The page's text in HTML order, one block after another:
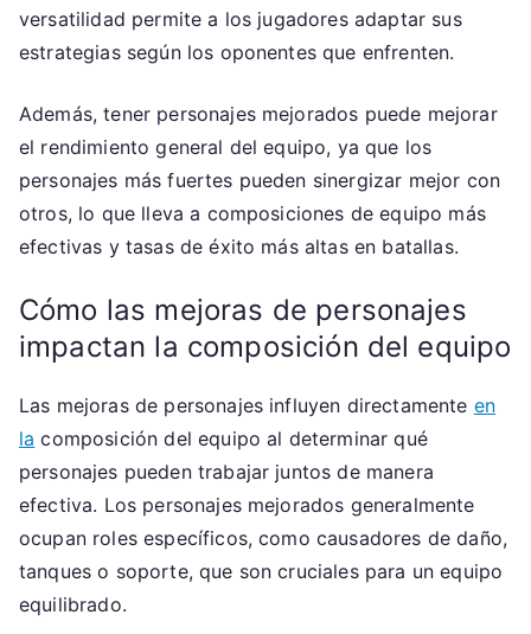
versatilidad permite a los jugadores adaptar sus
estrategias según los oponentes que enfrenten.
Además, tener personajes mejorados puede mejorar
el rendimiento general del equipo, ya que los
personajes más fuertes pueden sinergizar mejor con
otros, lo que lleva a composiciones de equipo más
efectivas y tasas de éxito más altas en batallas.
Cómo las mejoras de personajes
impactan la composición del equipo
Las mejoras de personajes influyen directamente en
la composición del equipo al determinar qué
personajes pueden trabajar juntos de manera
efectiva. Los personajes mejorados generalmente
ocupan roles específicos, como causadores de daño,
tanques o soporte, que son cruciales para un equipo
equilibrado.